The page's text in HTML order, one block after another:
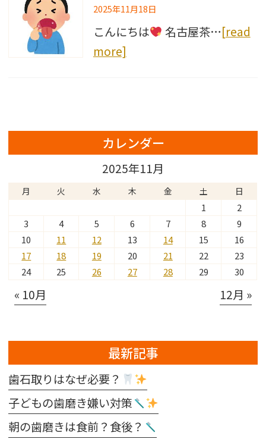
2025年11月18日
こんにちは 名古屋茶…[read
more]
カレンダー
2025年11月
月 火 水 木 金 土 日
1
2
3
4 5 6 7 8
9
10
11 12 13 14 15
16
17
18 19 20 21 22
23
24
25 26 27 28 29 30
« 10月 12月 »
最新記事
歯石取りはなぜ必要？
子どもの歯磨き嫌い対策
朝の歯磨きは食前？食後？